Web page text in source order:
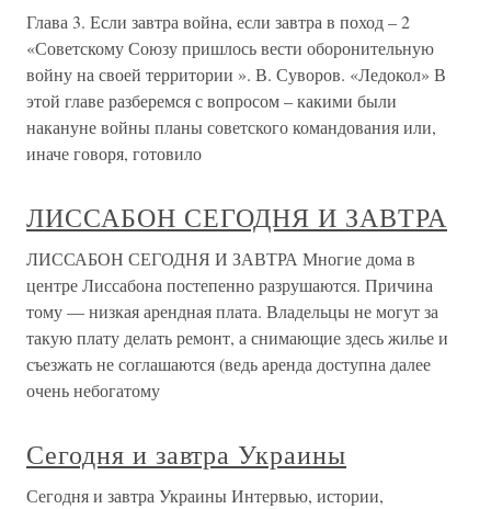
Глава 3. Если завтра война, если завтра в поход – 2
«Советскому Союзу пришлось вести оборонительную
войну на своей территории ». В. Суворов. «Ледокол» В
этой главе разберемся с вопросом – какими были
накануне войны планы советского командования или,
иначе говоря, готовило
ЛИССАБОН СЕГОДНЯ И ЗАВТРА
ЛИССАБОН СЕГОДНЯ И ЗАВТРА Многие дома в
центре Лиссабона постепенно разрушаются. Причина
тому — низкая арендная плата. Владельцы не могут за
такую плату делать ремонт, а снимающие здесь жилье и
съезжать не соглашаются (ведь аренда доступна далее
очень небогатому
Сегодня и завтра Украины
Сегодня и завтра Украины Интервью, истории,